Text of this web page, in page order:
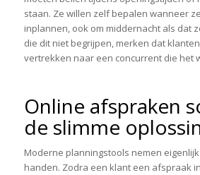
staan. Ze willen zelf bepalen wanneer
inplannen, ook om middernacht als dat
die dit niet begrijpen, merken dat
vertrekken naar een concurrent die het
Online afspraken
de slimme
Moderne planningstools nemen
handen. Zodra een klant een afspraak